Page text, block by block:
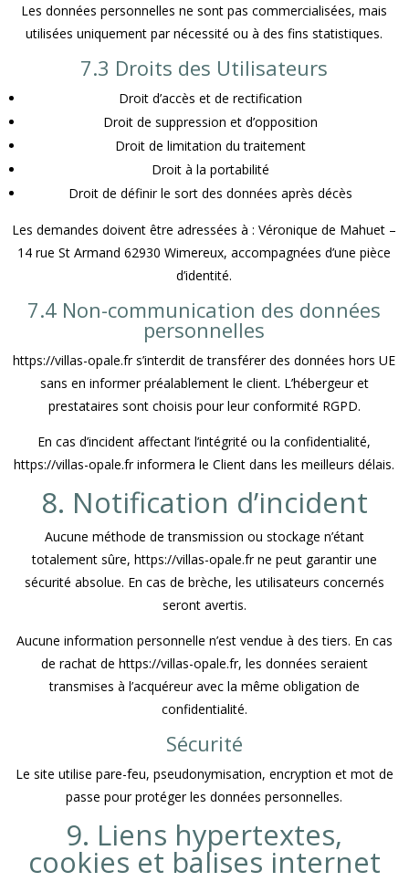
Les données personnelles ne sont pas commercialisées, mais
utilisées uniquement par nécessité ou à des fins statistiques.
7.3 Droits des Utilisateurs
Droit d’accès et de rectification
Droit de suppression et d’opposition
Droit de limitation du traitement
Droit à la portabilité
Droit de définir le sort des données après décès
Les demandes doivent être adressées à : Véronique de Mahuet –
14 rue St Armand 62930 Wimereux, accompagnées d’une pièce
d’identité.
7.4 Non-communication des données
personnelles
https://villas-opale.fr s’interdit de transférer des données hors UE
sans en informer préalablement le client. L’hébergeur et
prestataires sont choisis pour leur conformité RGPD.
En cas d’incident affectant l’intégrité ou la confidentialité,
https://villas-opale.fr informera le Client dans les meilleurs délais.
8. Notification d’incident
Aucune méthode de transmission ou stockage n’étant
totalement sûre, https://villas-opale.fr ne peut garantir une
sécurité absolue. En cas de brèche, les utilisateurs concernés
seront avertis.
Aucune information personnelle n’est vendue à des tiers. En cas
de rachat de https://villas-opale.fr, les données seraient
transmises à l’acquéreur avec la même obligation de
confidentialité.
Sécurité
Le site utilise pare-feu, pseudonymisation, encryption et mot de
passe pour protéger les données personnelles.
9. Liens hypertextes,
cookies et balises internet